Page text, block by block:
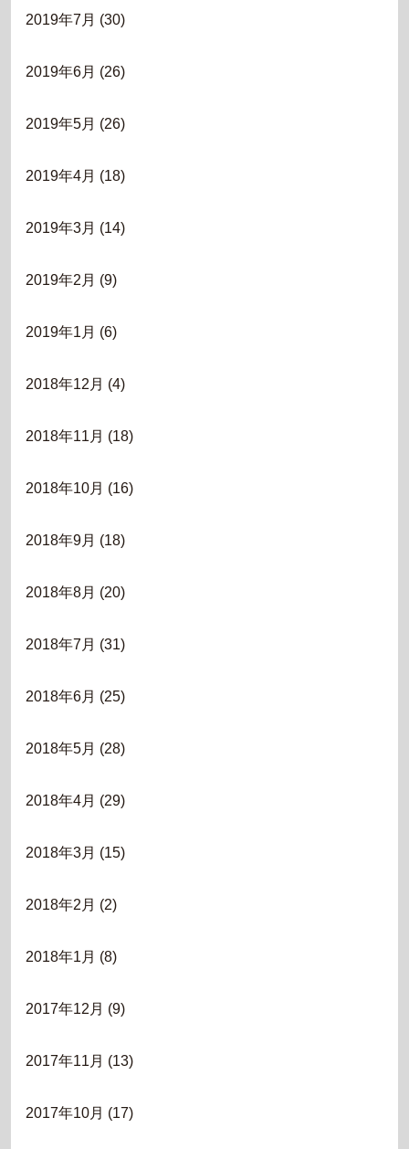
2019年7月 (30)
2019年6月 (26)
2019年5月 (26)
2019年4月 (18)
2019年3月 (14)
2019年2月 (9)
2019年1月 (6)
2018年12月 (4)
2018年11月 (18)
2018年10月 (16)
2018年9月 (18)
2018年8月 (20)
2018年7月 (31)
2018年6月 (25)
2018年5月 (28)
2018年4月 (29)
2018年3月 (15)
2018年2月 (2)
2018年1月 (8)
2017年12月 (9)
2017年11月 (13)
2017年10月 (17)